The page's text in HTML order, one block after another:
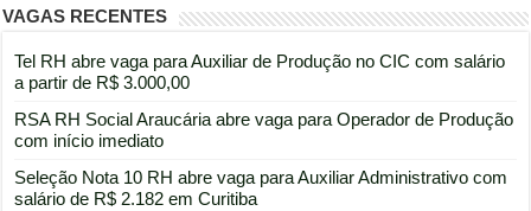
VAGAS RECENTES
Tel RH abre vaga para Auxiliar de Produção no CIC com salário
a partir de R$ 3.000,00
RSA RH Social Araucária abre vaga para Operador de Produção
com início imediato
Seleção Nota 10 RH abre vaga para Auxiliar Administrativo com
salário de R$ 2.182 em Curitiba